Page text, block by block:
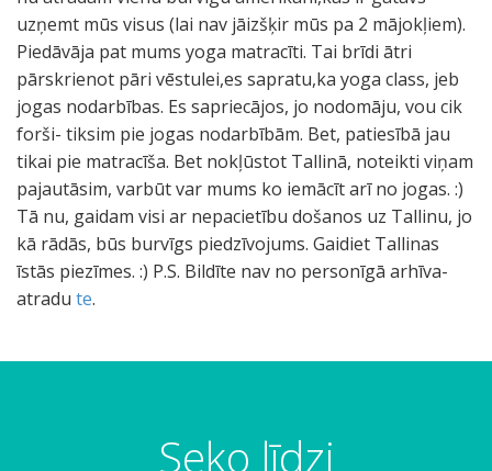
uzņemt mūs visus (lai nav jāizšķir mūs pa 2 mājokļiem).
Piedāvāja pat mums yoga matracīti. Tai brīdi ātri
pārskrienot pāri vēstulei,es sapratu,ka yoga class, jeb
jogas nodarbības. Es sapriecājos, jo nodomāju, vou cik
forši- tiksim pie jogas nodarbībām. Bet, patiesībā jau
tikai pie matracīša. Bet nokļūstot Tallinā, noteikti viņam
pajautāsim, varbūt var mums ko iemācīt arī no jogas. :)
Tā nu, gaidam visi ar nepacietību došanos uz Tallinu, jo
kā rādās, būs burvīgs piedzīvojums. Gaidiet Tallinas
īstās piezīmes. :) P.S. Bildīte nav no personīgā arhīva-
atradu te.
Seko līdzi